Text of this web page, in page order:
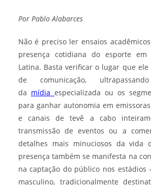
Por Pablo Alabarces
Não é preciso ler ensaios
presença cotidiana do esporte
Latina. Basta verificar o lugar que ele
de comunicação,
da mídia especializada ou os
para ganhar autonomia em
e canais de tevê a cabo
transmissão de eventos ou a
detalhes mais minuciosos da vida
presença também se manifesta na
na captação do público nos estádios
masculino, tradicionalmente